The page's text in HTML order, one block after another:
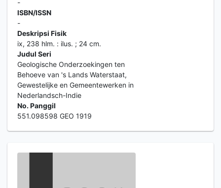
-
ISBN/ISSN
-
Deskripsi Fisik
ix, 238 hlm. : ilus. ; 24 cm.
Judul Seri
Geologische Onderzoekingen ten
Behoeve van 's Lands Waterstaat,
Gewestelijke en Gemeentewerken in
Nederlandsch-Indie
No. Panggil
551.098598 GEO 1919